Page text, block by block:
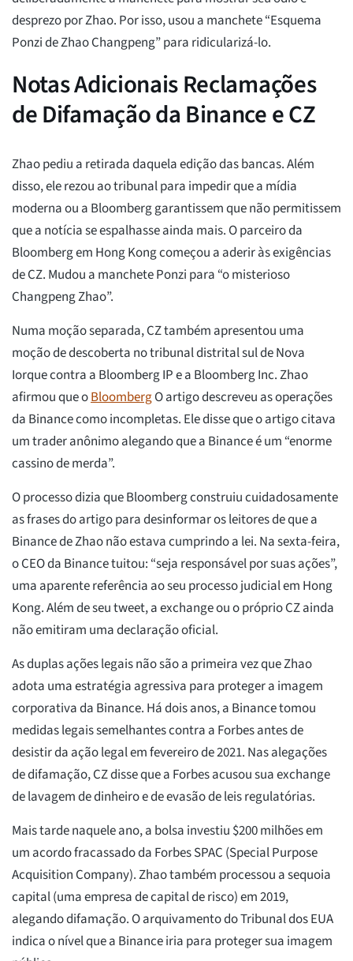
desprezo por Zhao. Por isso, usou a manchete “Esquema
Ponzi de Zhao Changpeng” para ridicularizá-lo.
Notas Adicionais Reclamações
de Difamação da Binance e CZ
Zhao pediu a retirada daquela edição das bancas. Além
disso, ele rezou ao tribunal para impedir que a mídia
moderna ou a Bloomberg garantissem que não permitissem
que a notícia se espalhasse ainda mais. O parceiro da
Bloomberg em Hong Kong começou a aderir às exigências
de CZ. Mudou a manchete Ponzi para “o misterioso
Changpeng Zhao”.
Numa moção separada, CZ também apresentou uma
moção de descoberta no tribunal distrital sul de Nova
Iorque contra a Bloomberg IP e a Bloomberg Inc. Zhao
afirmou que oBloombergO artigo descreveu as operações
da Binance como incompletas. Ele disse que o artigo citava
um trader anônimo alegando que a Binance é um “enorme
cassino de merda”.
O processo dizia que Bloomberg construiu cuidadosamente
as frases do artigo para desinformar os leitores de que a
Binance de Zhao não estava cumprindo a lei. Na sexta-feira,
o CEO da Binance tuitou: “seja responsável por suas ações”,
uma aparente referência ao seu processo judicial em Hong
Kong. Além de seu tweet, a exchange ou o próprio CZ ainda
não emitiram uma declaração oficial.
As duplas ações legais não são a primeira vez que Zhao
adota uma estratégia agressiva para proteger a imagem
corporativa da Binance. Há dois anos, a Binance tomou
medidas legais semelhantes contra a Forbes antes de
desistir da ação legal em fevereiro de 2021. Nas alegações
de difamação, CZ disse que a Forbes acusou sua exchange
de lavagem de dinheiro e de evasão de leis regulatórias.
Mais tarde naquele ano, a bolsa investiu $200 milhões em
um acordo fracassado da Forbes SPAC (Special Purpose
Acquisition Company). Zhao também processou a sequoia
capital (uma empresa de capital de risco) em 2019,
alegando difamação. O arquivamento do Tribunal dos EUA
indica o nível que a Binance iria para proteger sua imagem